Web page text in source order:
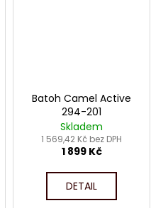
Batoh Camel Active
294-201
Skladem
1 569,42 Kč bez DPH
1 899 Kč
DETAIL